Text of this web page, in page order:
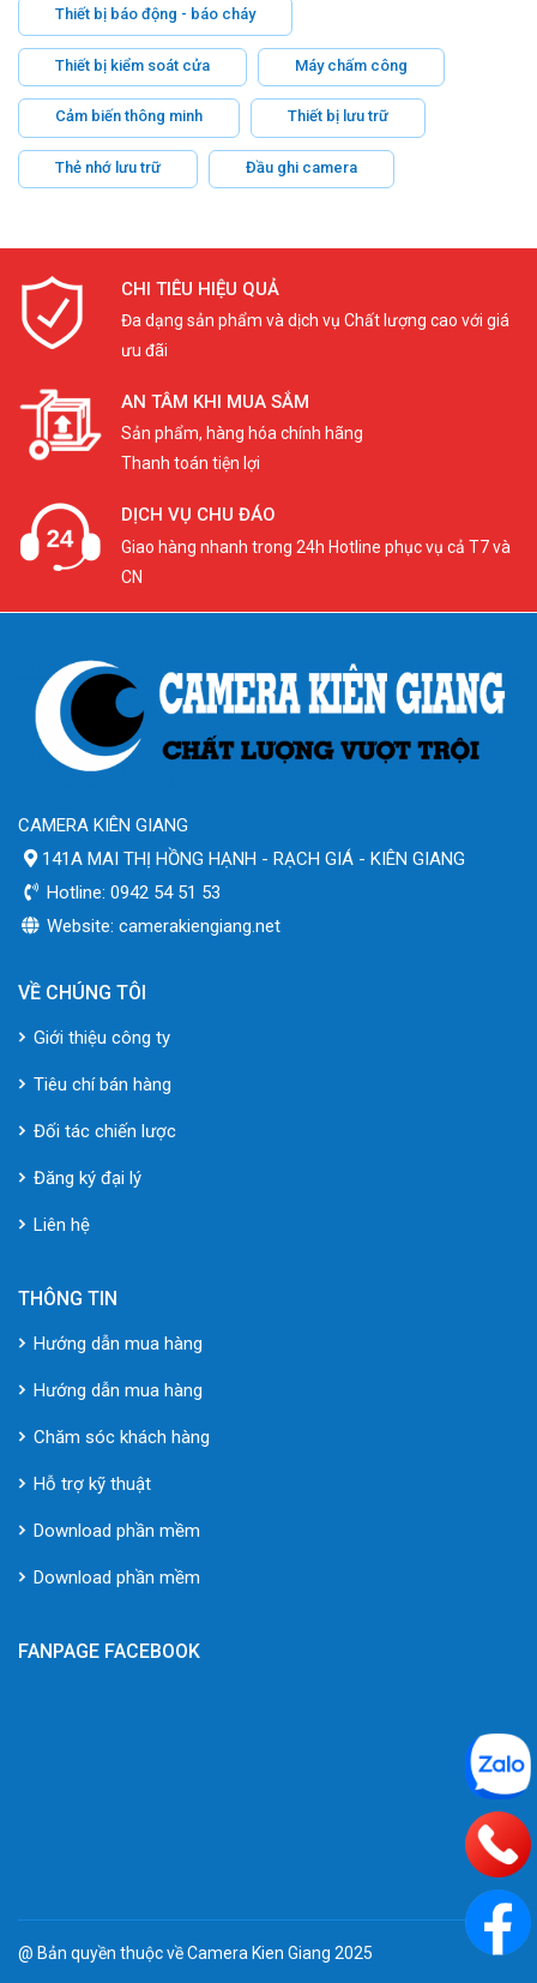
Thiết bị báo động - báo cháy
Thiết bị kiểm soát cửa Máy chấm công
Cảm biến thông minh Thiết bị lưu trữ
Thẻ nhớ lưu trữ Đầu ghi camera
CHI TIÊU HIỆU QUẢ
Đa dạng sản phẩm và dịch vụ Chất lượng cao với giá
ưu đãi
AN TÂM KHI MUA SẮM
Sản phẩm, hàng hóa chính hãng
Thanh toán tiện lợi
DỊCH VỤ CHU ĐÁO
Giao hàng nhanh trong 24h Hotline phục vụ cả T7 và
CN
CAMERA KIÊN GIANG
141A MAI THỊ HỒNG HẠNH - RẠCH GIÁ - KIÊN GIANG
Hotline: 0942 54 51 53
Website: camerakiengiang.net
VỀ CHÚNG TÔI
Giới thiệu công ty
Tiêu chí bán hàng
Đối tác chiến lược
Đăng ký đại lý
Liên hệ
THÔNG TIN
Hướng dẫn mua hàng
Hướng dẫn mua hàng
Chăm sóc khách hàng
Hỗ trợ kỹ thuật
Download phần mềm
Download phần mềm
FANPAGE FACEBOOK
@ Bản quyền thuộc về Camera Kien Giang 2025